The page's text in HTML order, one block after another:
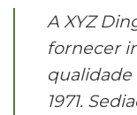
A XYZ
fornecer
qualidade
1971.